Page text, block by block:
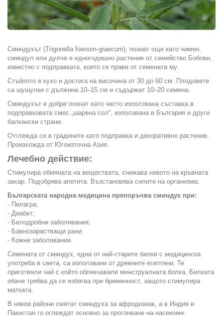
Сминдухът (Trigonella foenum-graecum), познат още като чимен,
сминдул или дулче e едногодишно растение от семейство Бобови,
известно с подправката, която се прави от семената му.
Стъблото е кухо и достига на височина от 30 до 60 см. Плодовете
са шушулки с дължина 10–15 см и съдържат 10–20 семена.
Сминдухът е добре познат като често използвана съставка в
подправковата смес „шарена сол“, използвана в България и други
балкански страни.
Отглежда се в градините като подправка и декоративно растение.
Произхожда от Югоизточна Азия.
Лечебно действие:
Стимулира обмяната на веществата, снижава нивото на кръвната
захар. Подобрява апетита. Възстановява силите на организма.
Българската народна медицина препоръчва сминдух при:
- Пелагра;
- Диабет;
- Белодробни заболявания;
- Бавнозарастващи рани;
- Кожни заболявания.
Семената от сминдух, една от най-старите билки с медицинска
употреба в света, са използвани от древните египтяни. Те
приготвяли чай с който облекчавали менструалната болка. Билката
обаче трябва да се избягва при бременност, защото стимулира
матката.
В някои райони смятат сминдуха за афродизиак, а в Индия и
Пакистан го оглеждат основно за прогонване на насекоми.